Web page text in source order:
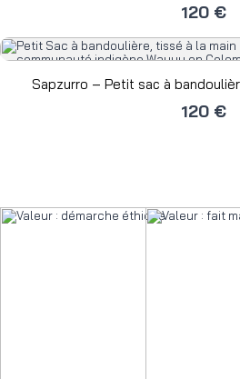
120 €
Sapzurro – Petit sac à
120 €